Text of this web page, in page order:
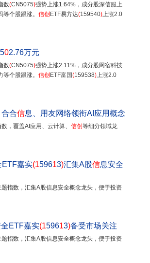
数(CN5075)强势上涨1.64%，成分股深信服上
个股跟涨。 信创 ETF易方达(159540)上涨2.0
502.76万元
数(CN5075)强势上涨2.11%，成分股网宿科技
个股跟涨。 信创 ETF富国(159538)上涨2.0
合信息、用友网络领衔AI应用概念
，覆盖AI应用、云计算、 信创 等细分领域龙
ETF嘉实(159613)汇集A股信息安全
指数，汇集A股信息安全概念龙头，便于投资
ETF嘉实(159613)备受市场关注
指数，汇集A股信息安全概念龙头，便于投资